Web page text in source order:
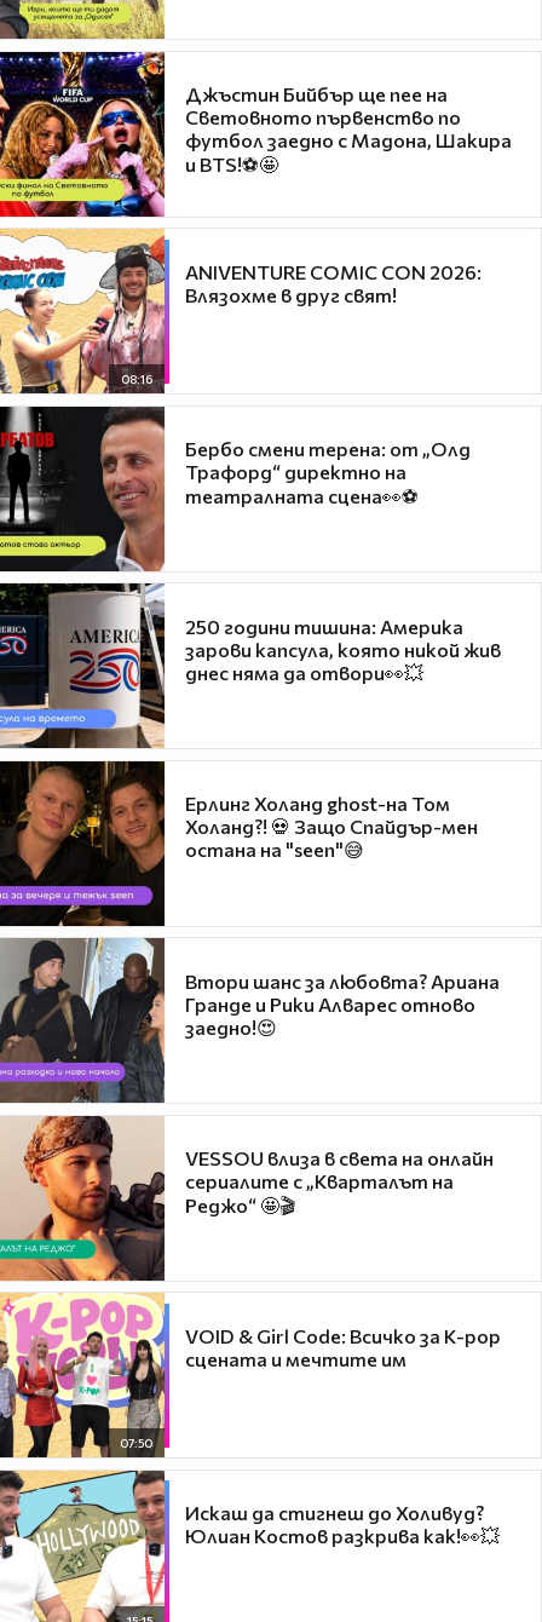
Джъстин Бийбър ще пее на
Световното първенство по
футбол заедно с Мадона, Шакира
и BTS!⚽🤩
08:16
ANIVENTURE COMIC CON 2026:
Влязохме в друг свят!
Бербо смени терена: от „Олд
Трафорд“ директно на
театралната сцена👀⚽
250 години тишина: Америка
зарови капсула, която никой жив
днес няма да отвори👀💥
Ерлинг Холанд ghost-на Том
Холанд?! 💀 Защо Спайдър-мен
остана на "seen"😅
Втори шанс за любовта? Ариана
Гранде и Рики Алварес отново
заедно!😍
VESSOU влиза в света на онлайн
сериалите с „Кварталът на
Реджо“ 🤩🎬
07:50
VOID & Girl Code: Всичко за K-pop
сцената и мечтите им
Искаш да стигнеш до Холивуд?
Юлиан Костов разкрива как!👀💥